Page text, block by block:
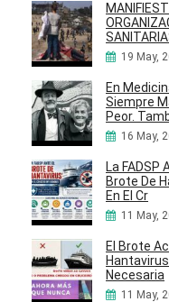
19 May,
En
Siempre
Peor.
16 May,
La FADSP
Brote De
En El Cr
11 May,
El Brote
Necesaria
11 May,